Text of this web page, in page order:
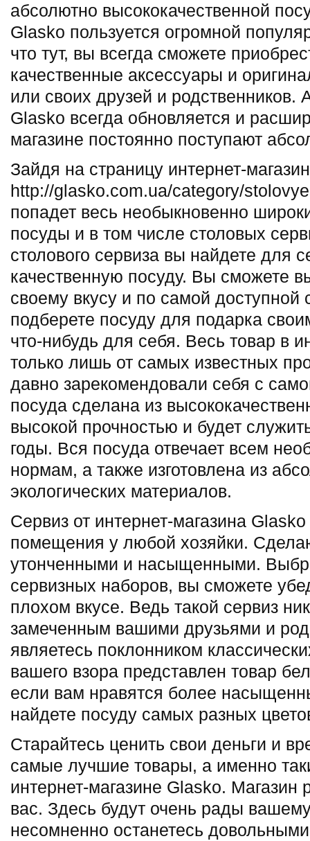
абсолютно высококачественной
Glasko пользуется огромной
что тут, вы всегда сможете
качественные аксессуары и
или своих друзей и родственников.
Glasko всегда обновляется и
магазине постоянно поступают
Зайдя на страницу интернет-
http://glasko.com.ua/category/
попадет весь необыкновенно
посуды и в том числе столовых
столового сервиза вы найдете для
качественную посуду. Вы сможете
своему вкусу и по самой доступной
подберете посуду для подарка
что-нибудь для себя. Весь товар в
только лишь от самых известных
давно зарекомендовали себя с
посуда сделана из
высокой прочностью и будет
годы. Вся посуда отвечает всем
нормам, а также изготовлена из
экологических материалов.
Сервиз от интернет-магазина
помещения у любой хозяйки.
утонченными и насыщенными.
сервизных наборов, вы сможете
плохом вкусе. Ведь такой сервиз
замеченным вашими друзьями и
являетесь поклонником
вашего взора представлен товар
если вам нравятся более
найдете посуду самых разных
Старайтесь ценить свои деньги и
самые лучшие товары, а именно
интернет-магазине Glasko. Магазин
вас. Здесь будут очень рады
несомненно останетесь